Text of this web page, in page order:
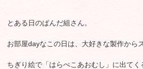
とある日のぱんだ組さん。
お部屋dayなこの日は、大好きな製作から
ちぎり絵で「はらぺこあおむし」に出てく